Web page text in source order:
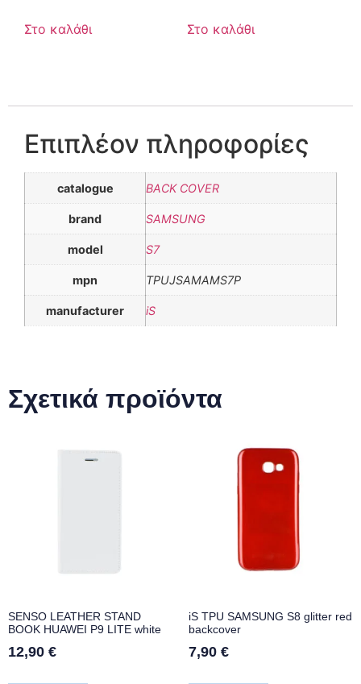
Στο καλάθι Στο καλάθι
Επιπλέον πληροφορίες
catalogue BACK COVER
brand SAMSUNG
model S7
mpn TPUJSAMAMS7P
manufacturer iS
Σχετικά προϊόντα
SENSO LEATHER STAND
BOOK HUAWEI P9 LITE white
12,90 €
iS TPU SAMSUNG S8 glitter red
backcover
7,90 €